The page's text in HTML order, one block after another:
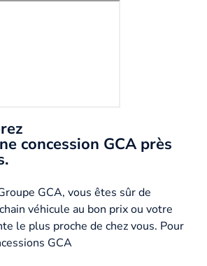
concession GCA près
GCA, vous êtes sûr de
véhicule au bon prix ou votre
le plus proche de chez vous. Pour
GCA